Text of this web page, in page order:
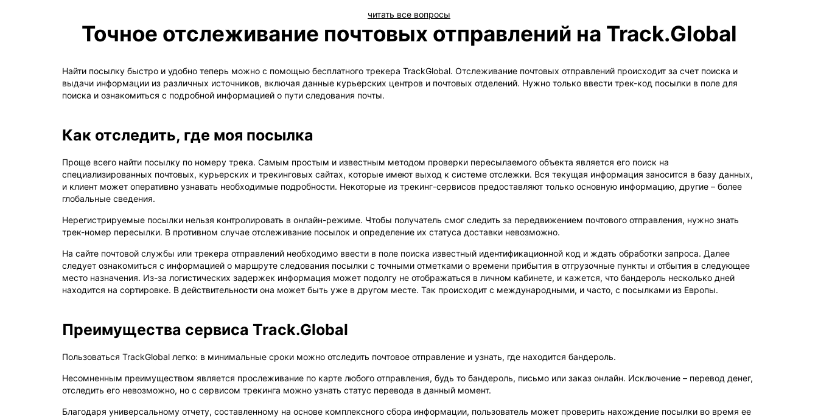
читать все вопросы
Точное отслеживание почтовых отправлений на Track.Global
Найти посылку быстро и удобно теперь можно с помощью бесплатного трекера TrackGlobal. Отслеживание почтовых отправлений происходит за счет поиска и
выдачи информации из различных источников, включая данные курьерских центров и почтовых отделений. Нужно только ввести трек-код посылки в поле для
поиска и ознакомиться с подробной информацией о пути следования почты.
Как отследить, где моя посылка
Проще всего найти посылку по номеру трека. Самым простым и известным методом проверки пересылаемого объекта является его поиск на
специализированных почтовых, курьерских и трекинговых сайтах, которые имеют выход к системе отслежки. Вся текущая информация заносится в базу данных,
и клиент может оперативно узнавать необходимые подробности. Некоторые из трекинг-сервисов предоставляют только основную информацию, другие – более
глобальные сведения.
Нерегистрируемые посылки нельзя контролировать в онлайн-режиме. Чтобы получатель смог следить за передвижением почтового отправления, нужно знать
трек-номер пересылки. В противном случае отслеживание посылок и определение их статуса доставки невозможно.
На сайте почтовой службы или трекера отправлений необходимо ввести в поле поиска известный идентификационной код и ждать обработки запроса. Далее
следует ознакомиться с информацией о маршруте следования посылки с точными отметками о времени прибытия в отгрузочные пункты и отбытия в следующее
место назначения. Из-за логистических задержек информация может подолгу не отображаться в личном кабинете, и кажется, что бандероль несколько дней
находится на сортировке. В действительности она может быть уже в другом месте. Так происходит с международными, и часто, с посылками из Европы.
Преимущества сервиса Track.Global
Пользоваться TrackGlobal легко: в минимальные сроки можно отследить почтовое отправление и узнать, где находится бандероль.
Несомненным преимуществом является прослеживание по карте любого отправления, будь то бандероль, письмо или заказ онлайн. Исключение – перевод денег,
отследить его невозможно, но с сервисом трекинга можно узнать статус перевода в данный момент.
Благодаря универсальному отчету, составленному на основе комплексного сбора информации, пользователь может проверить нахождение посылки во время ее